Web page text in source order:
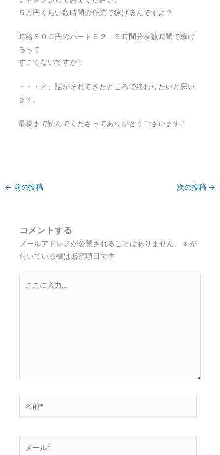
５万円くらい数時間の作業で稼げるんですよ？
時給８００円のパート６２．５時間分を数時間で稼げ
るって
すごくないですか？
・・・と、話がそれてきたところで終わりたいと思い
ます。
最後まで読んでくださってありがとうございます！
← 前の投稿 次の投稿 →
コメントする
メールアドレスが公開されることはありません。 ※ が
付いている欄は必須項目です
こ